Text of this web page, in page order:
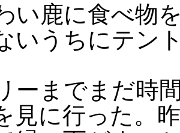
い鹿に食べ物
いうちにテン
ーまでまだ時
見に行った。